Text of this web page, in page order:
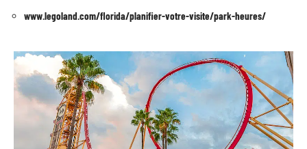
www.legoland.com/florida/planifier-votre-visite/park-heures/